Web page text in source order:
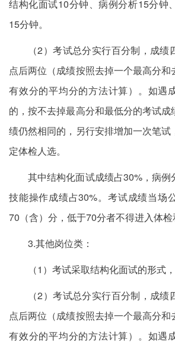
结构化面试10分钟、病例分析15分钟
15分钟。
（2）考试总分实行百分制，成
点后两位（成绩按照去掉一个最高分和
有效分的平均分的方法计算）。如遇
的，按不去掉最高分和最低分的考试
绩仍然相同的，另行安排增加一次笔试
定体检人选。
其中结构化面试成绩占30%，病例
技能操作成绩占30%。考试成绩当场
70（含）分，低于70分者不得进入体检
3.其他岗位类：
（1）考试采取结构化面试的形式
（2）考试总分实行百分制，成
点后两位（成绩按照去掉一个最高分和
有效分的平均分的方法计算）。如遇